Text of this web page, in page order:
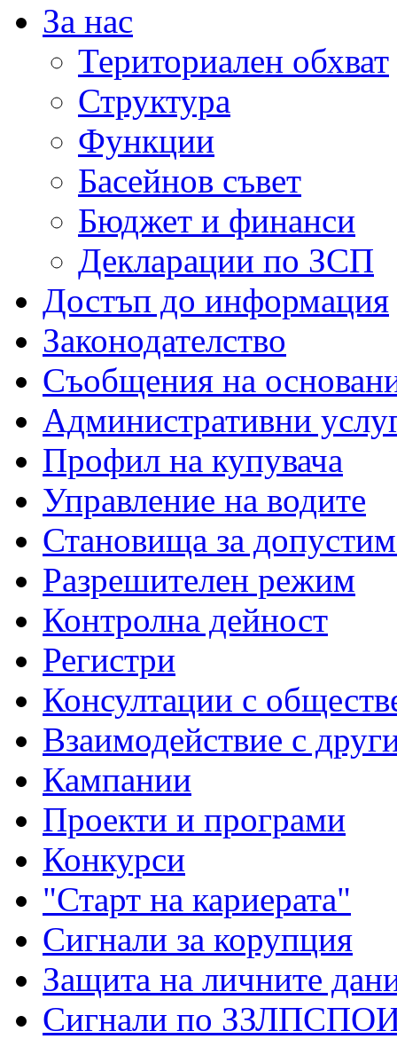
За нас
Териториален обхват
Структура
Функции
Басейнов съвет
Бюджет и финанси
Декларации по ЗСП
Достъп до информация
Законодателство
Съобщения на
Административни
Профил на купувача
Управление на водите
Становища за
Разрешителен режим
Контролна дейност
Регистри
Консултации с
Взаимодействие с
Кампании
Проекти и програми
Конкурси
"Старт на кариерата"
Сигнали за корупция
Защита на личните
Сигнали по